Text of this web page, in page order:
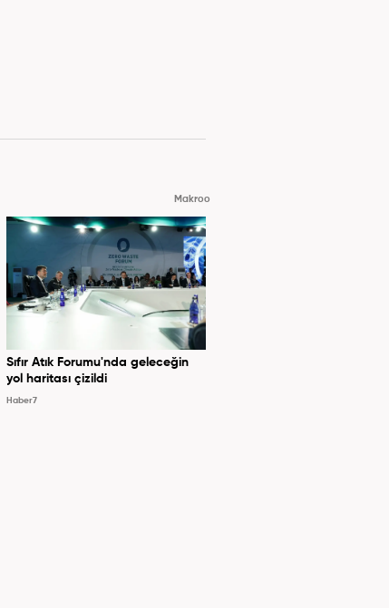
Makroo
Sıfır Atık Forumu'nda geleceğin
yol haritası çizildi
Haber7